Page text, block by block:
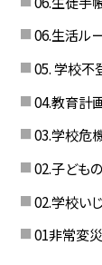
06.生活ル
05. 学校不
04.教育計
03.学校危
02.子ども
02.学校い
01非常変